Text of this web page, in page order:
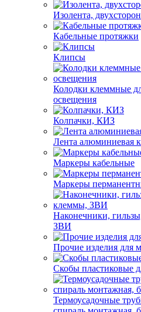
Изолента,
Кабельные протяжки
Клипсы
Колодки клеммные
освещения
Колпачки, КИЗ
Лента алюминиевая
Маркеры кабельные
Маркеры
Наконечники,
ЗВИ
Прочие изделия для
Скобы пластиковые
Термоусадочные